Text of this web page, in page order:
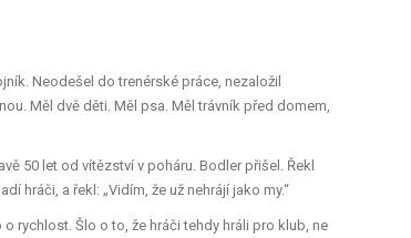
Neodešel do trenérské práce, nezaložil
Měl dvě děti. Měl psa. Měl trávník před domem,
50 let od vítězství v poháru. Bodler přišel. Řekl
hráči, a řekl: „Vidím, že už nehrájí jako my.“
rychlost. Šlo o to, že hráči tehdy hráli pro klub, ne